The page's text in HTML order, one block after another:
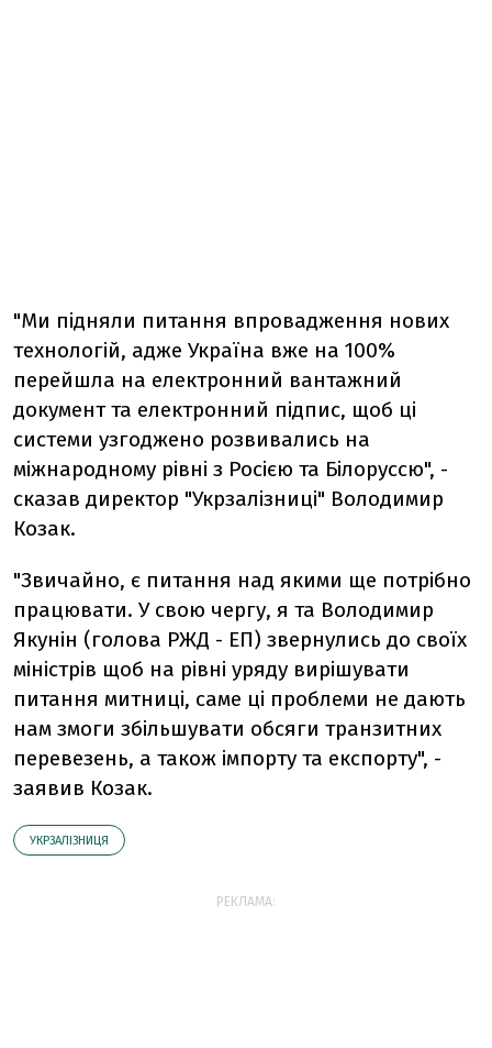
"Ми підняли питання впровадження нових
технологій, адже Україна вже на 100%
перейшла на електронний вантажний
документ та електронний підпис, щоб ці
системи узгоджено розвивались на
міжнародному рівні з Росією та Білоруссю", -
сказав директор "Укрзалізниці" Володимир
Козак.
"Звичайно, є питання над якими ще потрібно
працювати. У свою чергу, я та Володимир
Якунін (голова РЖД - ЕП) звернулись до своїх
міністрів щоб на рівні уряду вирішувати
питання митниці, саме ці проблеми не дають
нам змоги збільшувати обсяги транзитних
перевезень, а також імпорту та експорту", -
заявив Козак.
УКРЗАЛІЗНИЦЯ
РЕКЛАМА: